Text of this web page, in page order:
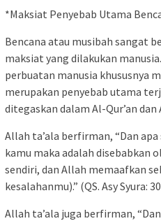
*Maksiat Penyebab Utama
Bencana atau musibah sangat
maksiat yang dilakukan
perbuatan manusia khususnya
merupakan penyebab utama
ditegaskan dalam Al-Qur’an dan
Allah ta’ala berfirman, “Dan
kamu maka adalah disebabkan
sendiri, dan Allah memaafkan
kesalahanmu).” (QS. Asy Syura:
Allah ta’ala juga berfirman,